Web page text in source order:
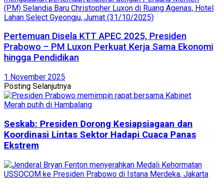
Pertemuan Disela KTT APEC 2025, Presiden
Prabowo – PM Luxon Perkuat Kerja Sama Ekonomi
hingga Pendidikan
1 November 2025
Posting Selanjutnya
Seskab: Presiden Dorong Kesiapsiagaan dan
Koordinasi Lintas Sektor Hadapi Cuaca Panas
Ekstrem